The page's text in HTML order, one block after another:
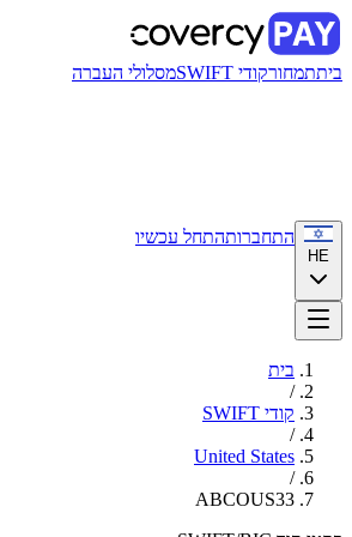
ביתתמחורקודי SWIFT מסלולי העברה
HE
התחברותהתחל עכשיו
בית
/
קודי SWIFT
/
United States
/
ABCOUS33